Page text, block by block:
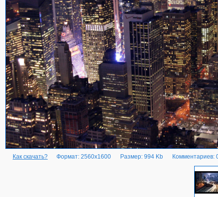
Как скачать? Формат: 2560x1600 Размер: 994 Kb Комментариев: